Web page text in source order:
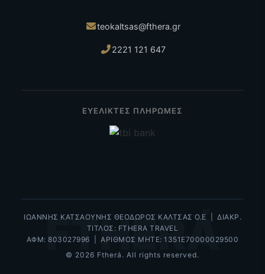
FTHERÁ
teokaltsas@fthera.gr
2221 121 647
ΕΥΕΛΙΚΤΕΣ ΠΛΗΡΩΜΕΣ
ΙΩΑΝΝΗΣ ΚΑΤΣΑΟΥΝΗΣ ΘΕΟΔΩΡΟΣ ΚΑΛΤΣΑΣ Ο.Ε | ΔΙΑΚΡ.
ΤΙΤΛΟΣ: FTHERA TRAVEL
ΑΦΜ: 803027996 | ΑΡΙΘΜΟΣ ΜΗΤΕ: 1351Ε70000029500
© 2026 Ftherá. All rights reserved.